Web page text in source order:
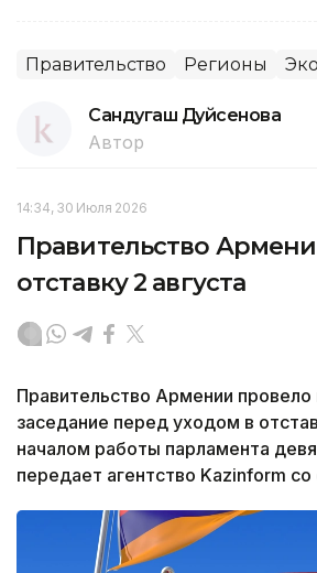
Правительство Регионы
Сандугаш Дуйсенова
Автор
14:34, 30 Июля 2026
Правительство
отставку 2 августа
Правительство Армении провело
заседание перед уходом в
началом работы парламента
передает агентство Kazinform со